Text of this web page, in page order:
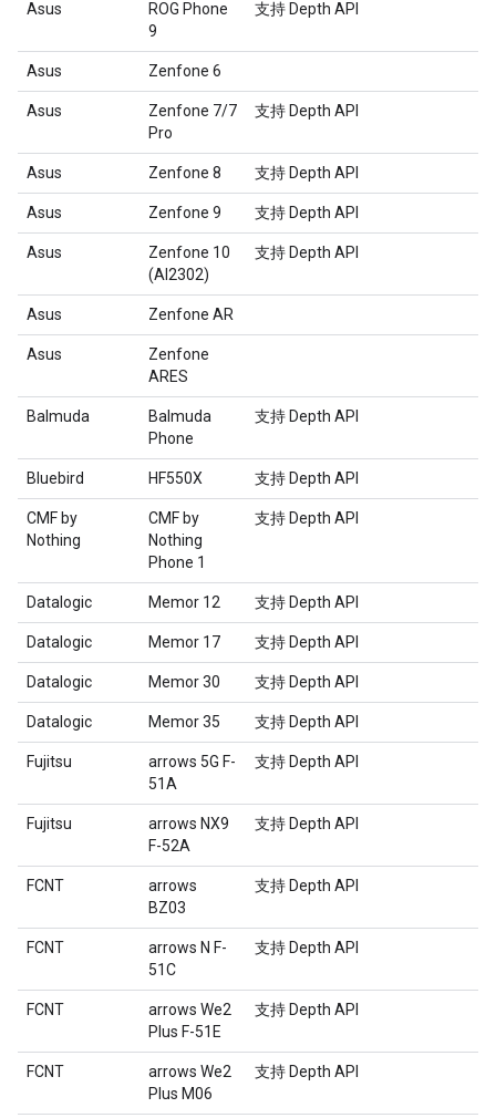
Asus
ROG Phone
9
支持 Depth API
Asus Zenfone 6
Asus
Zenfone 7/7
Pro
支持 Depth API
Asus Zenfone 8 支持 Depth API
Asus Zenfone 9 支持 Depth API
Asus
Zenfone 10
(AI2302)
支持 Depth API
Asus Zenfone AR
Asus
Zenfone
ARES
Balmuda
Balmuda
Phone
支持 Depth API
Bluebird HF550X 支持 Depth API
CMF by
Nothing
CMF by
Nothing
Phone 1
支持 Depth API
Datalogic Memor 12 支持 Depth API
Datalogic Memor 17 支持 Depth API
Datalogic Memor 30 支持 Depth API
Datalogic Memor 35 支持 Depth API
Fujitsu
arrows 5G F-
51A
支持 Depth API
Fujitsu
arrows NX9
F-52A
支持 Depth API
FCNT
arrows
BZ03
支持 Depth API
FCNT
arrows N F-
51C
支持 Depth API
FCNT
arrows We2
Plus F-51E
支持 Depth API
FCNT
arrows We2
Plus M06
支持 Depth API